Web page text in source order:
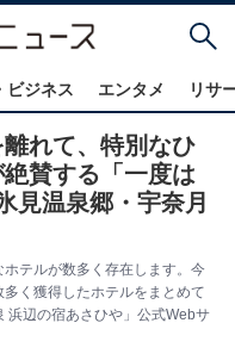
ビジネス エンタメ リサ
離れて、特別なひ
賛する「一度は
見温泉郷・宇奈月
テルが数多く存在します。今
く獲得したホテルをまとめて
浜辺の宿あさひや」公式Webサ